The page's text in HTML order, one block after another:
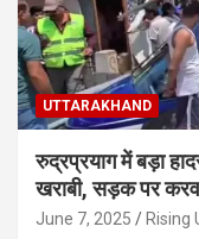
UTTARAKHAND
रुद्रप्रयाग में बड़ा
खराबी, सड़क पर
June 7, 2025 Rising